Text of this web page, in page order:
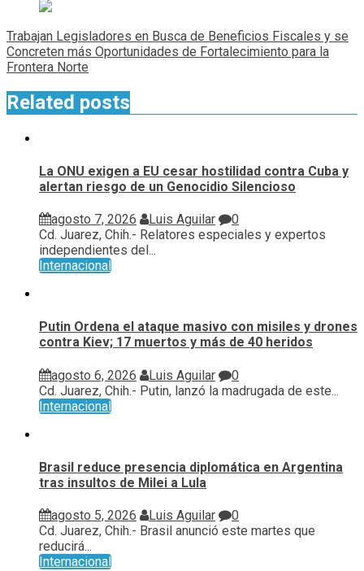
Trabajan Legisladores en Busca de Beneficios Fiscales y se
Concreten más Oportunidades de Fortalecimiento para la
Frontera Norte
Related posts
La ONU exigen a EU cesar hostilidad contra Cuba y
alertan riesgo de un Genocidio Silencioso
agosto 7, 2026 Luis Aguilar
0
Cd. Juarez, Chih.- Relatores especiales y expertos
independientes del...
Internacional
Putin Ordena el ataque masivo con misiles y drones
contra Kiev; 17 muertos y más de 40 heridos
agosto 6, 2026 Luis Aguilar
0
Cd. Juarez, Chih.- Putin, lanzó la madrugada de este...
Internacional
Brasil reduce presencia diplomática en Argentina
tras insultos de Milei a Lula
agosto 5, 2026 Luis Aguilar
0
Cd. Juarez, Chih.- Brasil anunció este martes que
reducirá...
Internacional